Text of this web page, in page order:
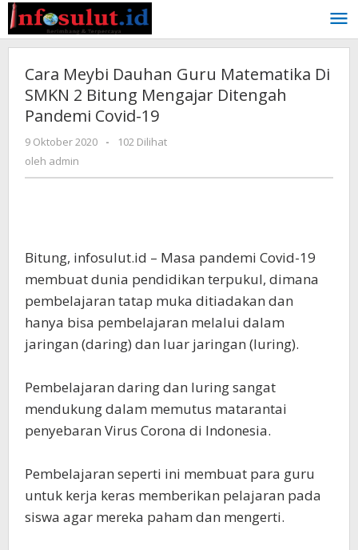
Lewati
ke
konten
Cara Meybi Dauhan Guru Matematika Di
SMKN 2 Bitung Mengajar Ditengah
Pandemi Covid-19
9 Oktober 2020
oleh
-
102 Dilihat
oleh admin
Bitung, infosulut.id – Masa pandemi Covid-19
membuat dunia pendidikan terpukul, dimana
pembelajaran tatap muka ditiadakan dan
hanya bisa pembelajaran melalui dalam
jaringan (daring) dan luar jaringan (luring).
Pembelajaran daring dan luring sangat
mendukung dalam memutus matarantai
penyebaran Virus Corona di Indonesia.
Pembelajaran seperti ini membuat para guru
untuk kerja keras memberikan pelajaran pada
siswa agar mereka paham dan mengerti.